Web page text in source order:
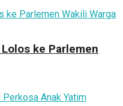
ke Parlemen